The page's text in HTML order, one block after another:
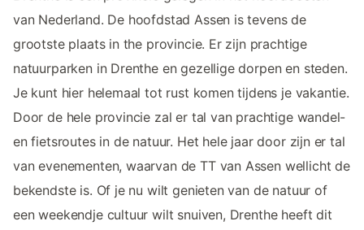
van Nederland. De hoofdstad Assen is tevens de
grootste plaats in the provincie. Er zijn prachtige
natuurparken in Drenthe en gezellige dorpen en steden.
Je kunt hier helemaal tot rust komen tijdens je vakantie.
Door de hele provincie zal er tal van prachtige wandel-
en fietsroutes in de natuur. Het hele jaar door zijn er tal
van evenementen, waarvan de TT van Assen wellicht de
bekendste is. Of je nu wilt genieten van de natuur of
een weekendje cultuur wilt snuiven, Drenthe heeft dit